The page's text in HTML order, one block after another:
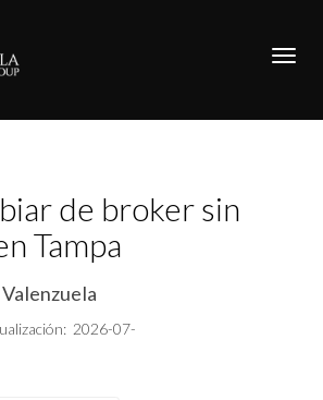
de broker sin
Tampa
2026-07-